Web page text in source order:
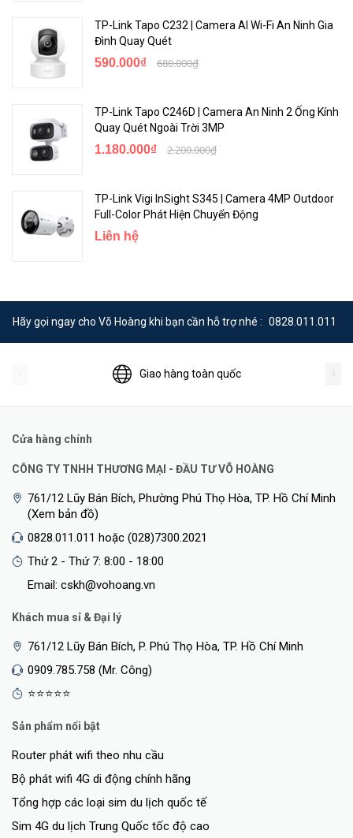
TP-Link Tapo C232 | Camera AI Wi-Fi An Ninh Gia
Đình Quay Quét
590.000₫ 680.000₫
TP-Link Tapo C246D | Camera An Ninh 2 Ống Kính
Quay Quét Ngoài Trời 3MP
1.180.000₫ 2.200.000₫
TP-Link Vigi InSight S345 | Camera 4MP Outdoor
Full-Color Phát Hiện Chuyển Động
Liên hệ
Hãy gọi ngay cho Võ Hoàng khi bạn cần hỗ trợ nhé : 0828.011.011
Giao hàng toàn quốc
Cửa hàng chính
CÔNG TY TNHH THƯƠNG MẠI - ĐẦU TƯ VÕ HOÀNG
761/12 Lũy Bán Bích, Phường Phú Thọ Hòa, TP. Hồ Chí Minh
(Xem bản đồ)
0828.011.011 hoặc (028)7300.2021
Thứ 2 - Thứ 7: 8:00 - 18:00
Email: cskh@vohoang.vn
Khách mua sỉ & Đại lý
761/12 Lũy Bán Bích, P. Phú Thọ Hòa, TP. Hồ Chí Minh
0909.785.758 (Mr. Công)
⭐⭐⭐⭐⭐
Sản phẩm nổi bật
Router phát wifi theo nhu cầu
Bộ phát wifi 4G di động chính hãng
Tổng hợp các loại sim du lịch quốc tế
Sim 4G du lịch Trung Quốc tốc độ cao